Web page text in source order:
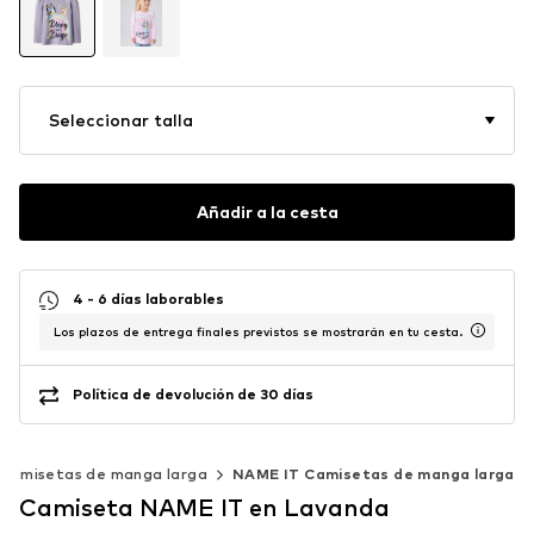
Seleccionar talla
Añadir a la cesta
4 - 6 días laborables
Los plazos de entrega finales previstos se mostrarán en tu cesta.
Política de devolución de 30 días
Camisetas de manga larga NAME IT Camisetas de manga larga
Camiseta NAME IT en Lavanda